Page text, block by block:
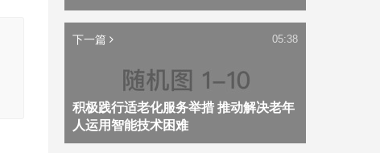
下一篇
积极践行适老化服务举措 推动解决老年
人运用智能技术困难
05:38